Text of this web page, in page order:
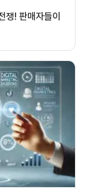
쟁! 판매자들이